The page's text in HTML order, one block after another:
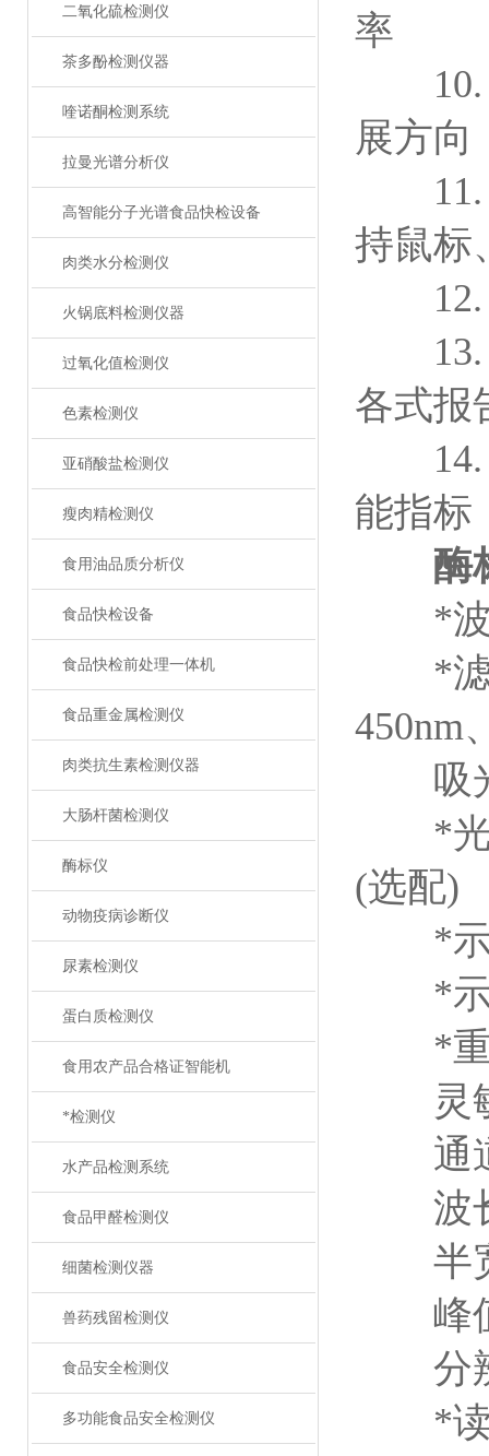
二氧化硫检测仪
茶多酚检测仪器
喹诺酮检测系统
拉曼光谱分析仪
高智能分子光谱食品快检设备
肉类水分检测仪
火锅底料检测仪器
过氧化值检测仪
色素检测仪
亚硝酸盐检测仪
瘦肉精检测仪
食用油品质分析仪
食品快检设备
食品快检前处理一体机
食品重金属检测仪
肉类抗生素检测仪器
大肠杆菌检测仪
酶标仪
动物疫病诊断仪
尿素检测仪
蛋白质检测仪
食用农产品合格证智能机
*检测仪
水产品检测系统
食品甲醛检测仪
细菌检测仪器
兽药残留检测仪
食品安全检测仪
多功能食品安全检测仪
率
10.
展方向
11.
持鼠标
12.
13.
各式报
14.
能指标
酶
*波
*滤光
450nm
吸光
*光通
(选配)
*示值
*示值
*重
灵敏
通道
波长
半宽
峰值
分辨
*读板